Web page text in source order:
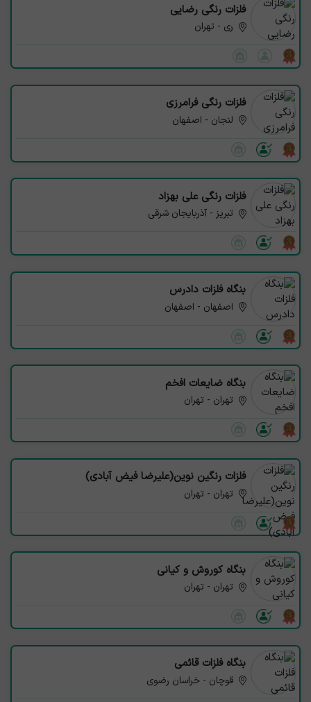
فلزات‌ رنگی‌ رضایی
ری - تهران
فلزات رنگی فرامرزی
لنجان - اصفهان
فلزات رنگی علی بهزاد
تبریز - آذربایجان شرقی
بنگاه فلزات دادرس
اصفهان - اصفهان
بنگاه ضایعات افخم
تهران - تهران
فلزات رنگین نوین(علیرضا فیض آبادی)
تهران - تهران
بنگاه کوروش و کیانی
تهران - تهران
بنگاه فلزات قائمی
قوچان - خراسان رضوی